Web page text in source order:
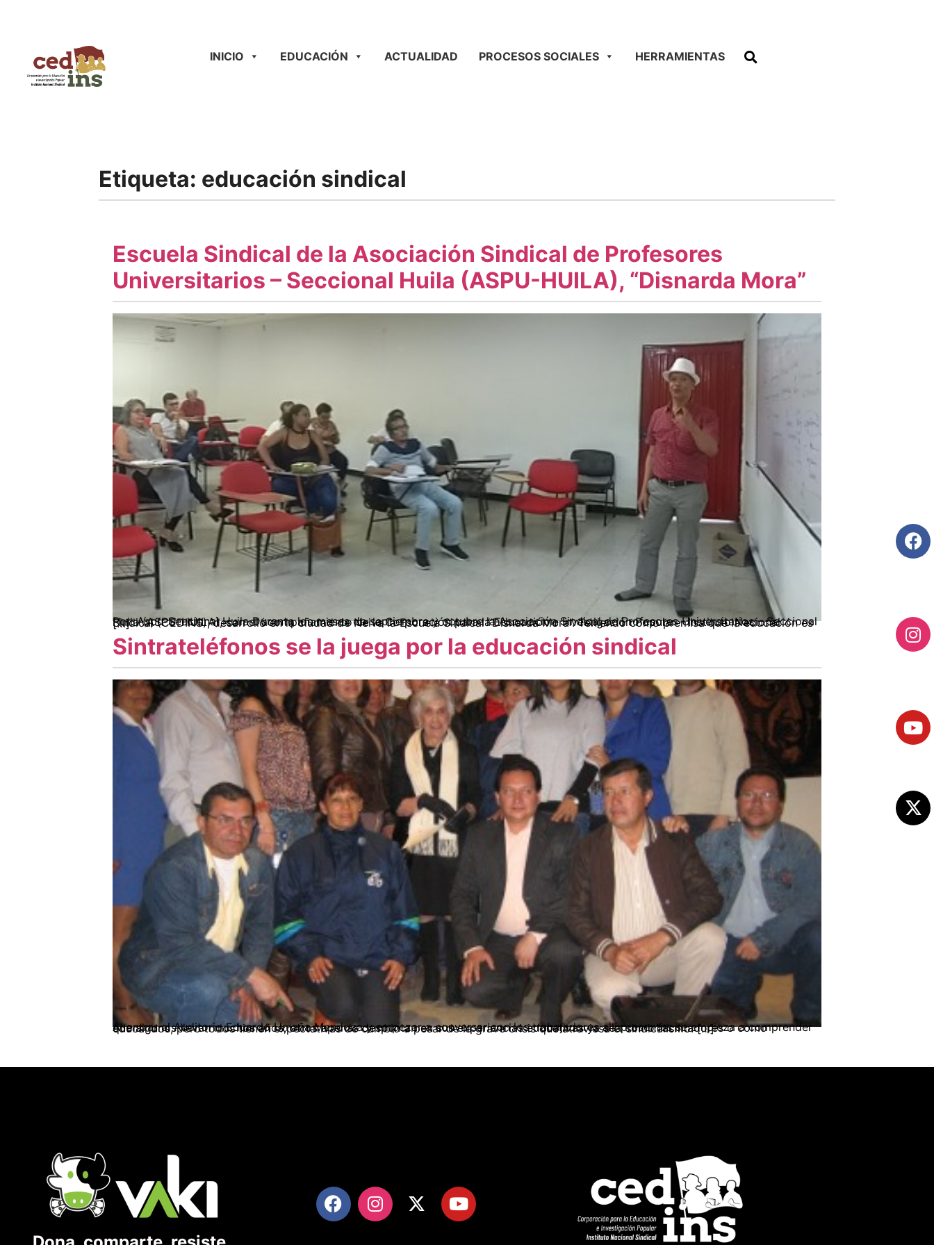
INICIO EDUCACIÓN ACTUALIDAD PROCESOS SOCIALES HERRAMIENTAS
Etiqueta: educación sindical
Escuela Sindical de la Asociación Sindical de Profesores
Universitarios – Seccional Huila (ASPU-HUILA), “Disnarda Mora”
Por: Aspu-Seccional Huila Durante los meses de septiembre y octubre la Asociación Sindical de Profesores Universitarios – Seccional Huila (ASPU-HUILA), con el acompañamiento de la Corporación para la Educación e Investigación Popular – Instituto Nacional Sindical (CEDINS), desarrolló en la ciudad de Neiva la Escuela Sindical “Disnarda Mora”. Teniendo como premisa que la educación es […]
Sintrateléfonos se la juega por la educación sindical
Al entrar al Auditorio Eduardo Umaña Mendoza y empezar a conversar con los trabajadores allí presentes se empieza a comprender que algunos llevan muchos años, otros apenas despuntan en sus experiencias educativas ya sea como facilitadores o como educandos, pero todos tienen expectativas de cambio a pesar de la grave crisis que atraviesa el sindicalismo. […]